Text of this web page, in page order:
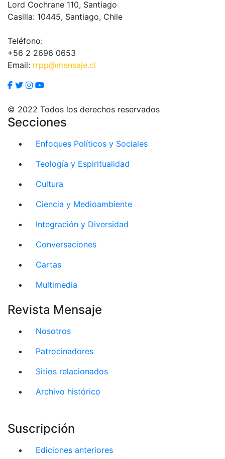
Lord Cochrane 110, Santiago
Casilla: 10445, Santiago, Chile
Teléfono:
+56 2 2696 0653
Email: rrpp@mensaje.cl
© 2022 Todos los derechos reservados
Secciones
Enfoques Políticos y Sociales
Teología y Espiritualidad
Cultura
Ciencia y Medioambiente
Integración y Diversidad
Conversaciones
Cartas
Multimedia
Revista Mensaje
Nosotros
Patrocinadores
Sitios relacionados
Archivo histórico
Suscripción
Ediciones anteriores